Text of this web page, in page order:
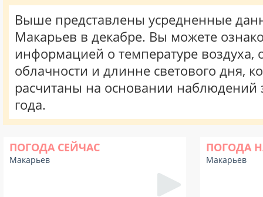
Выше представлены усредненные
Макарьев в декабре. Вы можете
информацией о температуре воздуха,
облачности и длинне светового дня,
расчитаны на основании наблюдений
года.
ПОГОДА СЕЙЧАС
Макарьев
ПОГОДА
Макарьев